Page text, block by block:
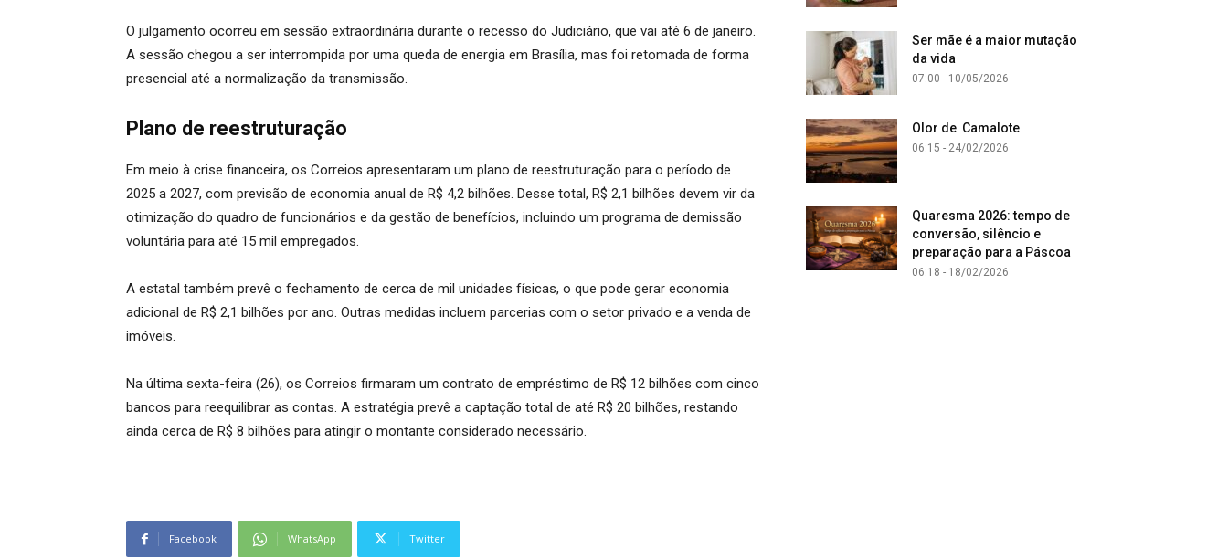
O julgamento ocorreu em sessão extraordinária durante o recesso do Judiciário, que vai até 6 de janeiro.
A sessão chegou a ser interrompida por uma queda de energia em Brasília, mas foi retomada de forma
presencial até a normalização da transmissão.
Plano de reestruturação
Em meio à crise financeira, os Correios apresentaram um plano de reestruturação para o período de
2025 a 2027, com previsão de economia anual de R$ 4,2 bilhões. Desse total, R$ 2,1 bilhões devem vir da
otimização do quadro de funcionários e da gestão de benefícios, incluindo um programa de demissão
voluntária para até 15 mil empregados.
A estatal também prevê o fechamento de cerca de mil unidades físicas, o que pode gerar economia
adicional de R$ 2,1 bilhões por ano. Outras medidas incluem parcerias com o setor privado e a venda de
imóveis.
Na última sexta-feira (26), os Correios firmaram um contrato de empréstimo de R$ 12 bilhões com cinco
bancos para reequilibrar as contas. A estratégia prevê a captação total de até R$ 20 bilhões, restando
ainda cerca de R$ 8 bilhões para atingir o montante considerado necessário.
Facebook WhatsApp Twitter
Ser mãe é a maior mutação
da vida
07:00 - 10/05/2026
Olor de Camalote
06:15 - 24/02/2026
Quaresma 2026: tempo de
conversão, silêncio e
preparação para a Páscoa
06:18 - 18/02/2026